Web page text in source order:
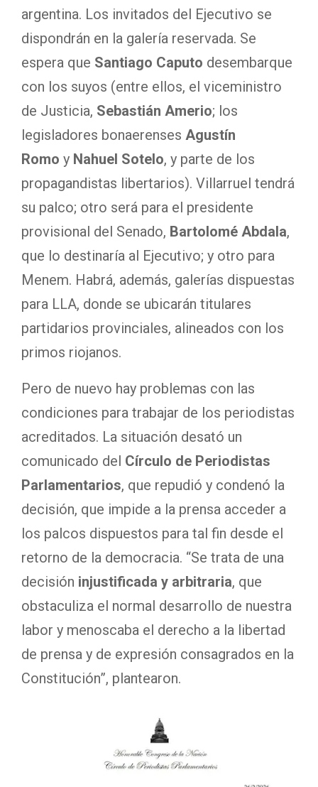
argentina. Los invitados del Ejecutivo se
dispondrán en la galería reservada. Se
espera que Santiago Caputo desembarque
con los suyos (entre ellos, el viceministro
de Justicia, Sebastián Amerio; los
legisladores bonaerenses Agustín
Romo y Nahuel Sotelo, y parte de los
propagandistas libertarios). Villarruel tendrá
su palco; otro será para el presidente
provisional del Senado, Bartolomé Abdala,
que lo destinaría al Ejecutivo; y otro para
Menem. Habrá, además, galerías dispuestas
para LLA, donde se ubicarán titulares
partidarios provinciales, alineados con los
primos riojanos.
Pero de nuevo hay problemas con las
condiciones para trabajar de los periodistas
acreditados. La situación desató un
comunicado del Círculo de Periodistas
Parlamentarios, que repudió y condenó la
decisión, que impide a la prensa acceder a
los palcos dispuestos para tal fin desde el
retorno de la democracia. “Se trata de una
decisión injustificada y arbitraria, que
obstaculiza el normal desarrollo de nuestra
labor y menoscaba el derecho a la libertad
de prensa y de expresión consagrados en la
Constitución”, plantearon.